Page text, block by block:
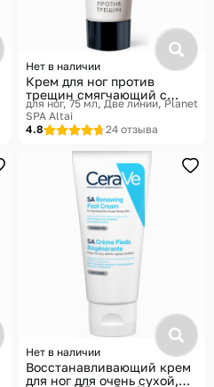
Нет в наличии
Крем для ног против
трещин смягчающий с
мумиё
для ног, 75 мл Две линии, Planet
SPA Altai
4.8
24 отзыва
Нет в наличии
Восстанавливающий крем
для ног для очень сухой,